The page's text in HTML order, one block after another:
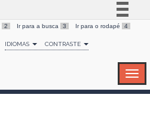
Simplifique!
Comunica BR
2 Ir para a busca 3 Ir para o rodapé 4
IDIOMAS CONTRASTE